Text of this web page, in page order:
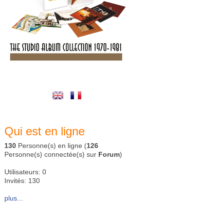
Qui est en ligne
130 Personne(s) en ligne (126
Personne(s) connectée(s) sur Forum)
Utilisateurs: 0
Invités: 130
plus...